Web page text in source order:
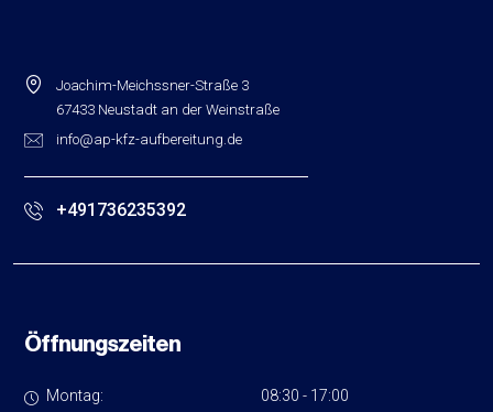
Joachim-Meichssner-Straße 3
67433 Neustadt an der Weinstraße
info@ap-kfz-aufbereitung.de
+491736235392
Öffnungszeiten
Montag: 08:30 - 17:00